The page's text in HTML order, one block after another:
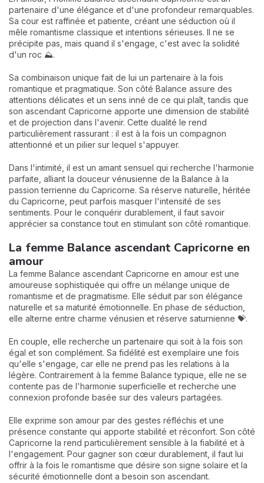
partenaire d'une élégance et d'une profondeur remarquables.
Sa cour est raffinée et patiente, créant une séduction où il
mêle romantisme classique et intentions sérieuses. Il ne se
précipite pas, mais quand il s'engage, c'est avec la solidité
d'un roc ⛰️.
Sa combinaison unique fait de lui un partenaire à la fois
romantique et pragmatique. Son côté Balance assure des
attentions délicates et un sens inné de ce qui plaît, tandis que
son ascendant Capricorne apporte une dimension de stabilité
et de projection dans l'avenir. Cette dualité le rend
particulièrement rassurant : il est à la fois un compagnon
attentionné et un pilier sur lequel s'appuyer.
Dans l'intimité, il est un amant sensuel qui recherche l'harmonie
parfaite, alliant la douceur vénusienne de la Balance à la
passion terrienne du Capricorne. Sa réserve naturelle, héritée
du Capricorne, peut parfois masquer l'intensité de ses
sentiments. Pour le conquérir durablement, il faut savoir
apprécier sa constance tout en stimulant son côté romantique.
La femme Balance ascendant Capricorne en
amour
La femme Balance ascendant Capricorne en amour est une
amoureuse sophistiquée qui offre un mélange unique de
romantisme et de pragmatisme. Elle séduit par son élégance
naturelle et sa maturité émotionnelle. En phase de séduction,
elle alterne entre charme vénusien et réserve saturnienne 💝.
En couple, elle recherche un partenaire qui soit à la fois son
égal et son complément. Sa fidélité est exemplaire une fois
qu'elle s'engage, car elle ne prend pas les relations à la
légère. Contrairement à la femme Balance typique, elle ne se
contente pas de l'harmonie superficielle et recherche une
connexion profonde basée sur des valeurs partagées.
Elle exprime son amour par des gestes réfléchis et une
présence constante qui apporte stabilité et réconfort. Son côté
Capricorne la rend particulièrement sensible à la fiabilité et à
l'engagement. Pour gagner son cœur durablement, il faut lui
offrir à la fois le romantisme que désire son signe solaire et la
sécurité émotionnelle dont a besoin son ascendant.